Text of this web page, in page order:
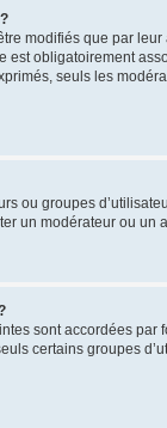
modifiés que par
obligatoirement
seuls les
ou groupes
un modérateur ou
sont accordées
certains groupes